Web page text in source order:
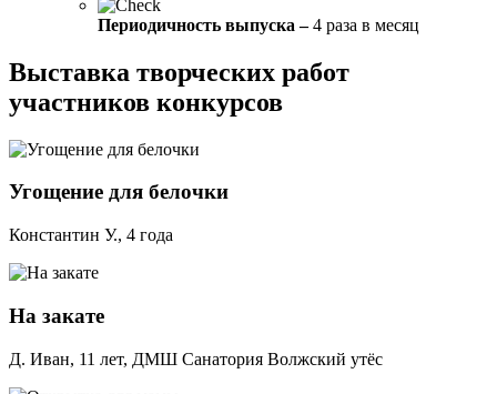
Периодичность выпуска –4 раза в месяц
Выставка творческих работ
участников конкурсов
Угощение для белочки
Константин У., 4 года
На закате
Д. Иван, 11 лет, ДМШ Санатория Волжский утёс